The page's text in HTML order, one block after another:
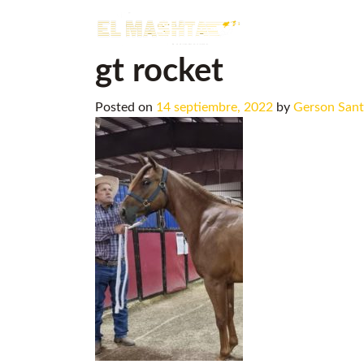
Main Navigation
gt rocket
Posted on 14 septiembre, 2022 by Gerson